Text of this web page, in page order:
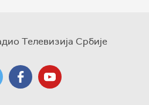
Телевизија Србије